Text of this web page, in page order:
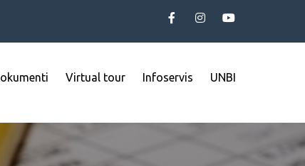
Virtual tour Infoservis UNBI